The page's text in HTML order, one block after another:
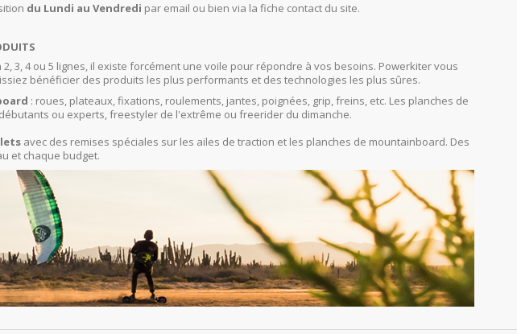
du Lundi au Vendredi par email ou bien via la fiche contact du site.
3, 4 ou 5 lignes, il existe forcément une voile pour répondre à vos besoins. Powerkiter vous
bénéficier des produits les plus performants et des technologies les plus sûres.
: roues, plateaux, fixations, roulements, jantes, poignées, grip, freins, etc. Les planches de
ou experts, freestyler de l'extrême ou freerider du dimanche.
avec des remises spéciales sur les ailes de traction et les planches de mountainboard. Des
et chaque budget.